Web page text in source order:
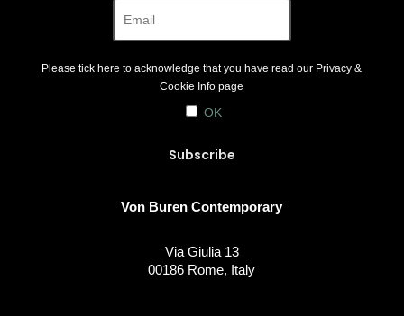
Please tick here to acknowledge that you have read our Privacy &
Cookie Info page
OK
Von Buren Contemporary
Via Giulia 13
00186 Rome, Italy